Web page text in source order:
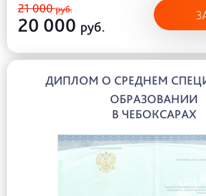
21 000руб.
20 000 руб.
ДИПЛОМ О СРЕДНЕМ
ОБРАЗОВАНИИ
В ЧЕБОКСАРАХ